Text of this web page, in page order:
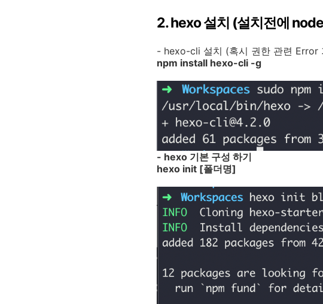
2. hexo 설치 (설치전에
- hexo-cli 설치 (혹시 권한 관련 Error
npm install hexo-cli -g
- hexo 기본 구성 하기
hexo init [폴더명]